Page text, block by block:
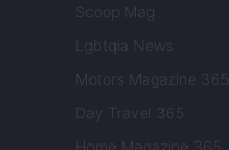
Scoop Mag
Lgbtqia News
Motors Magazine 365
Day Travel 365
Home Magazine 365